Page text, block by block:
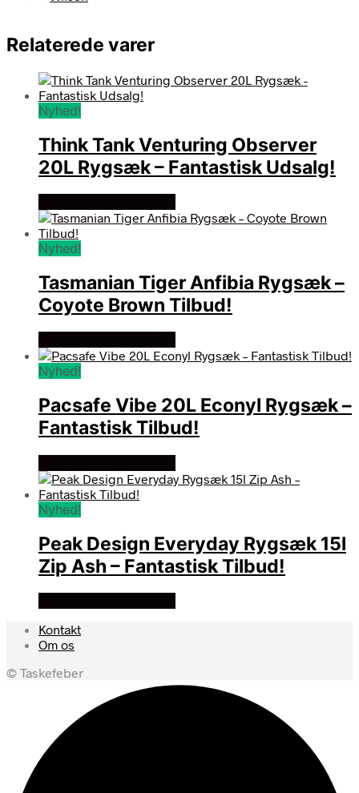
Relaterede varer
Nyhed!
Think Tank Venturing Observer
20L Rygsæk – Fantastisk Udsalg!
Nyhed!
Tasmanian Tiger Anfibia Rygsæk –
Coyote Brown Tilbud!
Nyhed!
Pacsafe Vibe 20L Econyl Rygsæk –
Fantastisk Tilbud!
Nyhed!
Peak Design Everyday Rygsæk 15l
Zip Ash – Fantastisk Tilbud!
Kontakt
Om os
© Taskefeber